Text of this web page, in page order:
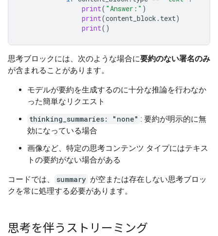
print( "Answer:" )
print(content_block . text)
print()
思考ブロックには、次のような場合に要約のない署名のみ
が含まれることがあります。
モデルが要約を生成するのに十分な推論を行わなか
った簡単なリクエスト
thinking_summaries: "none" : 要約が明示的に無
効になっている場合
画像など、特定の思考コンテンツ タイプにはテキス
トの要約がない場合がある
コードでは、 summary が空または存在しない思考ブロッ
クを常に処理する必要があります。
思考を伴うストリーミング